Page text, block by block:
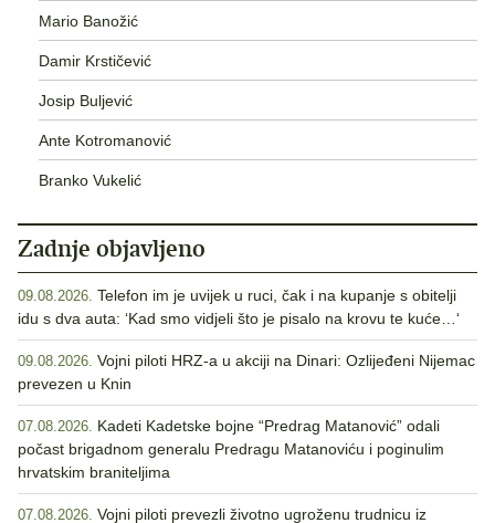
Mario Banožić
Damir Krstičević
Josip Buljević
Ante Kotromanović
Branko Vukelić
Zadnje objavljeno
09.08.2026. Telefon im je uvijek u ruci, čak i na kupanje s obitelji
idu s dva auta: ‘Kad smo vidjeli što je pisalo na krovu te kuće…‘
09.08.2026. Vojni piloti HRZ-a u akciji na Dinari: Ozlijeđeni Nijemac
prevezen u Knin
07.08.2026. Kadeti Kadetske bojne “Predrag Matanović” odali
počast brigadnom generalu Predragu Matanoviću i poginulim
hrvatskim braniteljima
07.08.2026. Vojni piloti prevezli životno ugroženu trudnicu iz